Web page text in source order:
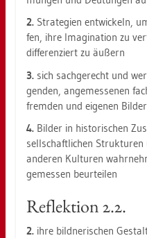
2. Stra­te­gi­en ent­wi­ckeln,
fen, ihre Ima­gi­na­ti­on zu
dif­fe­ren­ziert zu äu­ßern
3. sich sach­ge­recht und
gen­den, an­ge­mes­se­nen
frem­den und ei­ge­nen
4. Bil­der in his­to­ri­schen
sell­schaft­li­chen
an­de­ren Kul­tu­ren
ge­mes­sen be­ur­tei­len
Re­flek­ti­on 2.2.
2. ihre bild­ne­ri­schen